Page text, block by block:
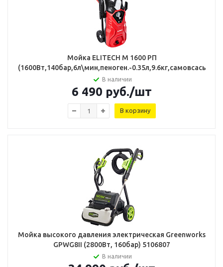
Мойка ELITECH М 1600 РП
(1600Вт,140бар,6л\мин,пеноген.-
В наличии
6 490 руб./шт
В корзину
Мойка высокого давления электрическая Greenworks
GPWG8II (2800Вт, 160бар) 5106807
В наличии